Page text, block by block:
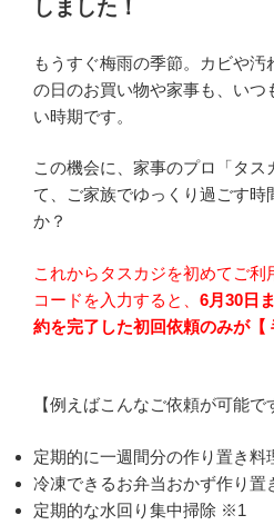
しました！
もうすぐ梅雨の季節。カビや
の日のお買い物や家事も、いつ
い時期です。
この機会に、家事のプロ「タス
て、ご家族でゆっくり過ごす時
か？
これからタスカジを初めてご利
コードを入力すると、 6月30日
約を完了した初回依頼のみが【
【例えばこんなご依頼が可能で
定期的に一週間分の作り置き料
冷凍できるお弁当おかず作り置
定期的な水回り集中掃除 ※1